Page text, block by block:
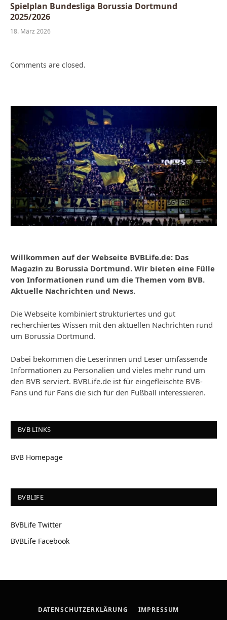
Spielplan Bundesliga Borussia Dortmund
2025/2026
18. März 2026
Comments are closed.
Willkommen auf der Webseite BVBLife.de: Das
Magazin zu Borussia Dortmund. Wir bieten eine Fülle
von Informationen rund um die Themen vom BVB.
Aktuelle Nachrichten und News.
Die Webseite kombiniert strukturiertes und gut
recherchiertes Wissen mit den aktuellen Nachrichten rund
um Borussia Dortmund.
Dabei bekommen die Leserinnen und Leser umfassende
Informationen zu Personalien und vieles mehr rund um
den BVB serviert. BVBLife.de ist für eingefleischte BVB-
Fans und für Fans die sich für den Fußball interessieren.
BVB LINKS
BVB Homepage
BVBLIFE
BVBLife Twitter
BVBLife Facebook
DATENSCHUTZERKLÄRUNG IMPRESSUM